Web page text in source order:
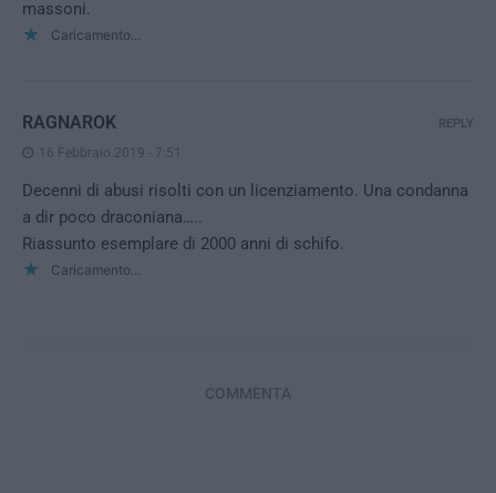
massoni.
Caricamento...
RAGNAROK
16 Febbraio 2019 - 7:51
Decenni di abusi risolti con un licenziamento. Una condanna
a dir poco draconiana…..
Riassunto esemplare di 2000 anni di schifo.
Caricamento...
REPLY
COMMENTA